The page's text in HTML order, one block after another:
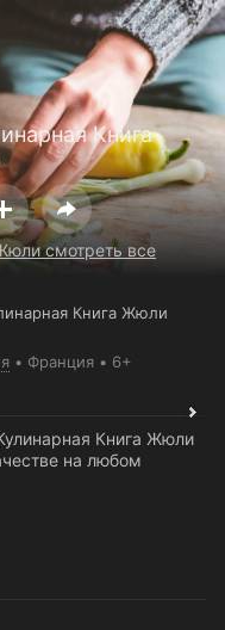
Книга
смотреть все
Книга Жюли
Франция 6+
Книга Жюли
на любом
партнёров
Контакты